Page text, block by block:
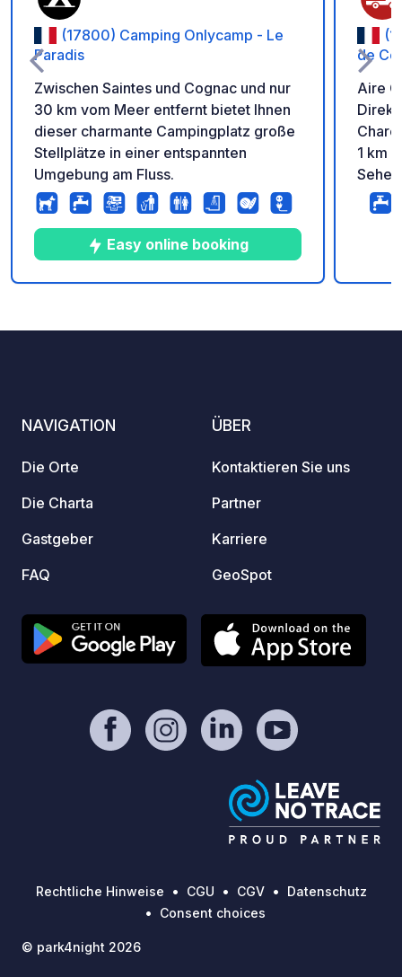
(17800) Camping Onlycamp - Le
Paradis
Zwischen Saintes und Cognac und nur
30 km vom Meer entfernt bietet Ihnen
dieser charmante Campingplatz große
Stellplätze in einer entspannten
Umgebung am Fluss.
Easy online booking
de
Aire
1 km
am
€
NAVIGATION
Die Orte
Die Charta
Gastgeber
FAQ
ÜBER
Kontaktieren Sie uns
Partner
Karriere
GeoSpot
Rechtliche Hinweise CGU CGV
Datenschutz
Consent choices
© park4night 2026